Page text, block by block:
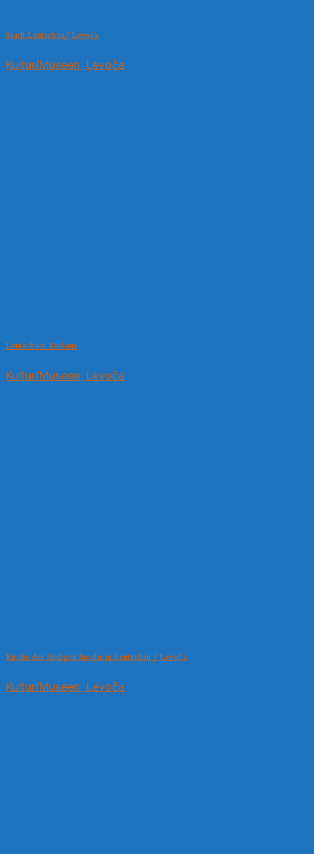
Stadt Leutschau/ Levoča
Kultur/Museen, Levoča
Leutschaer Rathaus
Kultur/Museen, Levoča
Kirche des Heiligen Jacobs in Leutschau / Levoča
Kultur/Museen, Levoča